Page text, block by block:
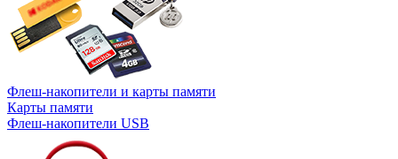
Флеш-накопители и карты памяти
Карты памяти
Флеш-накопители USB